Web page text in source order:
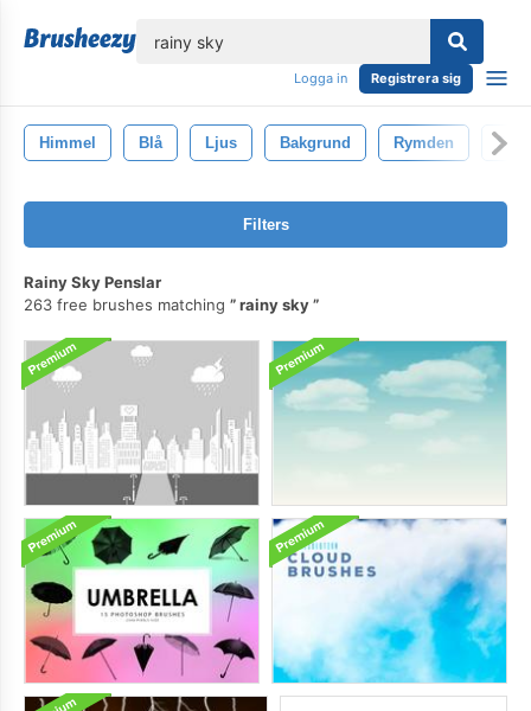
Logga in Registrera sig
Himmel Blå Ljus Bakgrund Rymden
Filters
Rainy Sky Penslar
263 free brushes matching
rainy sky